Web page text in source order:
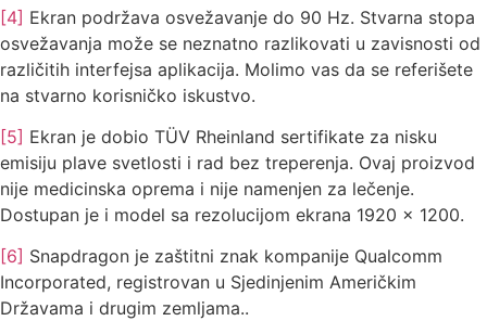
[4] Ekran podržava osvežavanje do 90 Hz. Stvarna stopa
osvežavanja može se neznatno razlikovati u zavisnosti od
različitih interfejsa aplikacija. Molimo vas da se referišete
na stvarno korisničko iskustvo.
[5] Ekran je dobio TÜV Rheinland sertifikate za nisku
emisiju plave svetlosti i rad bez treperenja. Ovaj proizvod
nije medicinska oprema i nije namenjen za lečenje.
Dostupan je i model sa rezolucijom ekrana 1920 × 1200.
[6] Snapdragon je zaštitni znak kompanije Qualcomm
Incorporated, registrovan u Sjedinjenim Američkim
Državama i drugim zemljama..